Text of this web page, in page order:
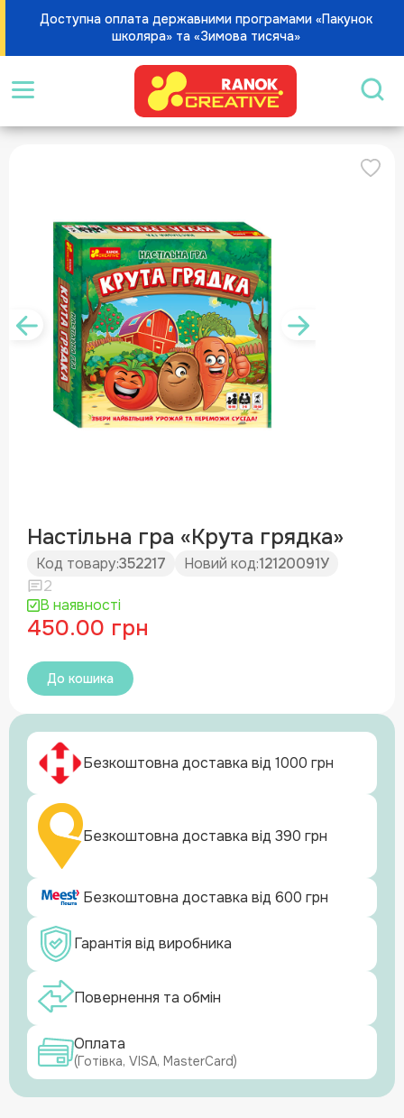
Доступна оплата державними програмами «Пакунок
школяра» та «Зимова тисяча»
Настільна гра «Крута грядка»
Код товару:352217 Новий код:12120091У
2
В наявності
450.00 грн
До кошика
Безкоштовна доставка від 1000 грн
Безкоштовна доставка від 390 грн
Безкоштовна доставка від 600 грн
Гарантія від виробника
Повернення та обмін
Оплата
(Готівка, VISA, MasterCard)